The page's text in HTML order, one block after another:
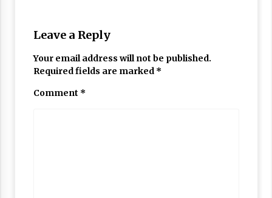
Leave a Reply
Your email address will not be published.
Required fields are marked *
Comment *